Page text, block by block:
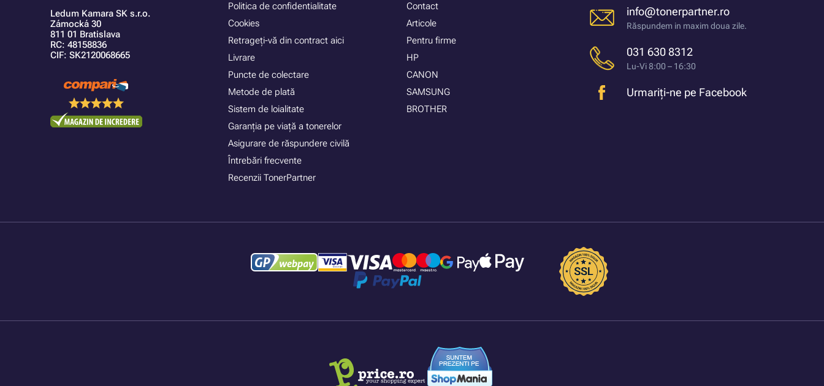
Ledum Kamara SK s.r.o.
Zámocká 30
811 01 Bratislava
RC: 48158836
CIF: SK2120068665
Politica de confidentialitate
Cookies
Retrageți-vă din contract aici
Livrare
Puncte de colectare
Metode de plată
Sistem de loialitate
Garanția pe viață a tonerelor
Asigurare de răspundere civilă
Întrebări frecvente
Recenzii TonerPartner
Contact
Articole
Pentru firme
HP
CANON
SAMSUNG
BROTHER
info@tonerpartner.ro
Răspundem in maxim doua zile.
031 630 8312
Lu-Vi 8:00 – 16:30
Urmariți-ne pe Facebook